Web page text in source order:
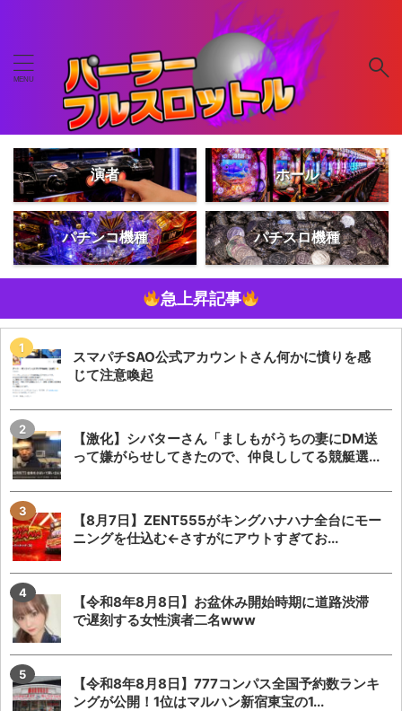
演者 ホール
パチンコ機種 パチスロ機種
急上昇記事
スマパチSAO公式アカウントさん何かに憤りを感
じて注意喚起
【激化】シバターさん「ましもがうちの妻にDM送
って嫌がらせしてきたので、仲良ししてる競艇選...
【8月7日】ZENT555がキングハナハナ全台にモー
ニングを仕込む←さすがにアウトすぎてお...
【令和8年8月8日】お盆休み開始時期に道路渋滞
で遅刻する女性演者二名www
【令和8年8月8日】777コンパス全国予約数ランキ
ングが公開！1位はマルハン新宿東宝の1...